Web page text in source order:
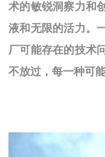
术的敏锐洞察力和
液和无限的活力。
厂可能存在的技术
不放过，每一种可